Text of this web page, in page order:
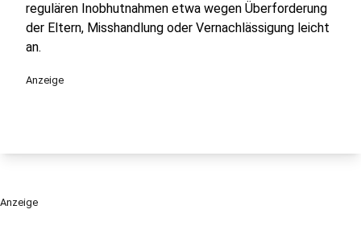
regulären Inobhutnahmen etwa wegen Überforderung
der Eltern, Misshandlung oder Vernachlässigung leicht
an.
Anzeige
Anzeige